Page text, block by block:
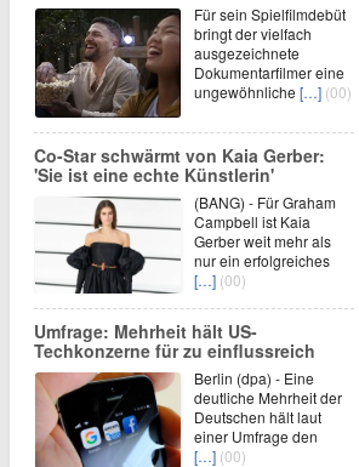
Für sein Spielfilmdebüt
bringt der vielfach
ausgezeichnete
Dokumentarfilmer eine
ungewöhnliche […] (00)
Co-Star schwärmt von Kaia Gerber:
'Sie ist eine echte Künstlerin'
(BANG) - Für Graham
Campbell ist Kaia
Gerber weit mehr als
nur ein erfolgreiches
[…] (00)
Umfrage: Mehrheit hält US-
Techkonzerne für zu einflussreich
Berlin (dpa) - Eine
deutliche Mehrheit der
Deutschen hält laut
einer Umfrage den
[…] (00)